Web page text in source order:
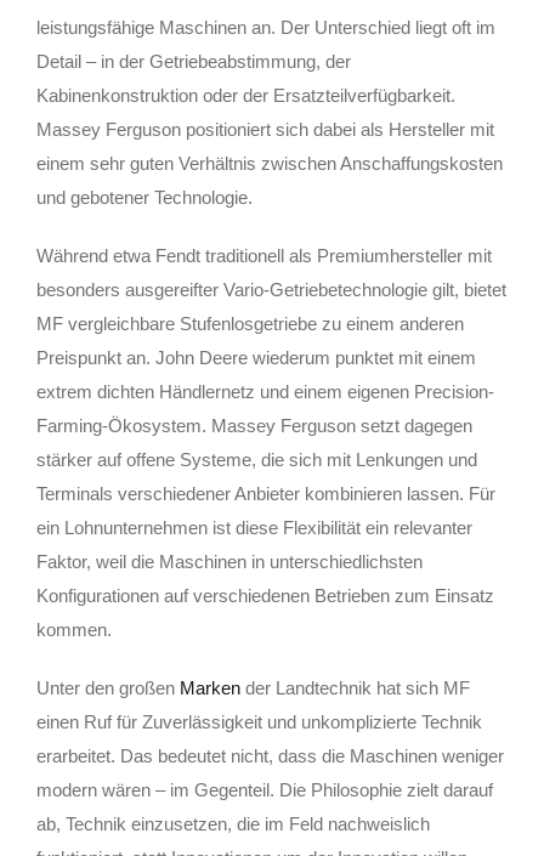
leistungsfähige Maschinen an. Der Unterschied liegt oft im
Detail – in der Getriebeabstimmung, der
Kabinenkonstruktion oder der Ersatzteilverfügbarkeit.
Massey Ferguson positioniert sich dabei als Hersteller mit
einem sehr guten Verhältnis zwischen Anschaffungskosten
und gebotener Technologie.
Während etwa Fendt traditionell als Premiumhersteller mit
besonders ausgereifter Vario-Getriebetechnologie gilt, bietet
MF vergleichbare Stufenlosgetriebe zu einem anderen
Preispunkt an. John Deere wiederum punktet mit einem
extrem dichten Händlernetz und einem eigenen Precision-
Farming-Ökosystem. Massey Ferguson setzt dagegen
stärker auf offene Systeme, die sich mit Lenkungen und
Terminals verschiedener Anbieter kombinieren lassen. Für
ein Lohnunternehmen ist diese Flexibilität ein relevanter
Faktor, weil die Maschinen in unterschiedlichsten
Konfigurationen auf verschiedenen Betrieben zum Einsatz
kommen.
Unter den großen Marken der Landtechnik hat sich MF
einen Ruf für Zuverlässigkeit und unkomplizierte Technik
erarbeitet. Das bedeutet nicht, dass die Maschinen weniger
modern wären – im Gegenteil. Die Philosophie zielt darauf
ab, Technik einzusetzen, die im Feld nachweislich